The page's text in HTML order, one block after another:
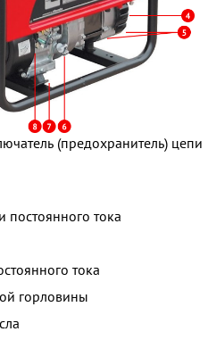
(предохранитель) цепи
постоянного тока
тока
горловины